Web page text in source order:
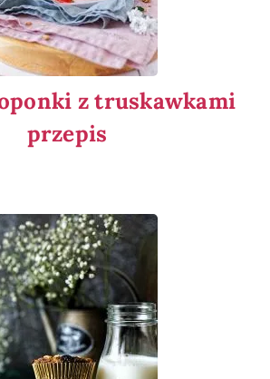
z truskawkami
przepis